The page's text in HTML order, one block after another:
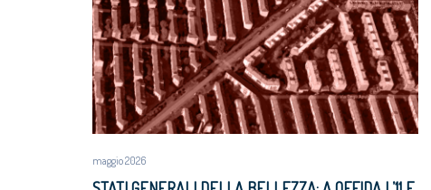
maggio 2026